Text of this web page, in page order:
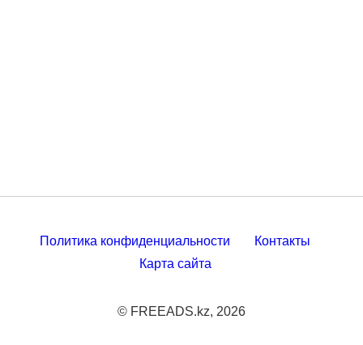
Политика конфиденциальности
Контакты
Карта сайта
© FREEADS.kz, 2026